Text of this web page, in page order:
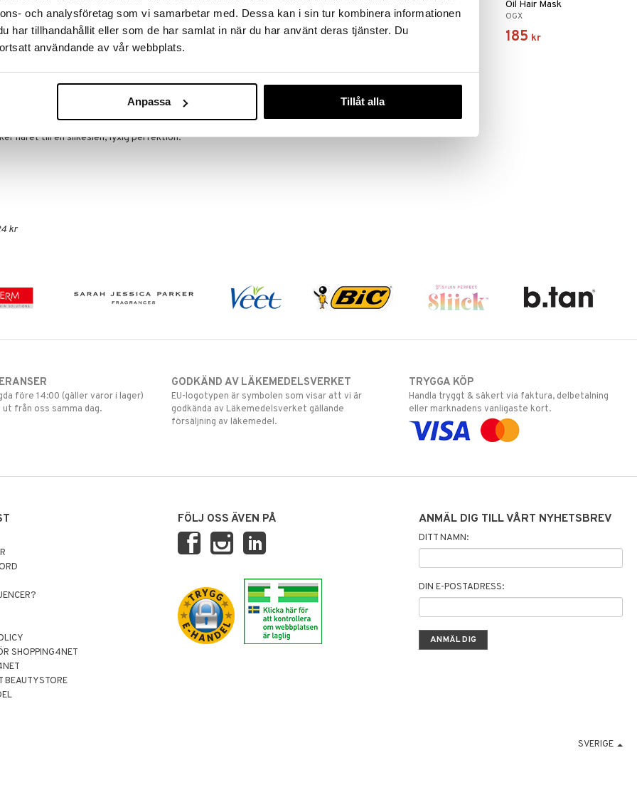
och analysföretag som vi samarbetar med. Dessa kan i sin tur kombinera informationen
har tillhandahållit eller som de har samlat in när du har använt deras tjänster. Du
användande av vår webbplats.
Anpassa Tillåt alla
färgar eller bleker ditt hår kan välja fritt bland
produkter utifrån vilket resultat du vill ha!
lagret räcker!
är en uppgradering av en OGX-favorit som
håret till en silkeslen, lyxig perfektion.
kr
OGX
155 kr
OGX
155 kr
Oil Hair Mask
OGX
185 kr
före 14:00 (gäller varor i lager)
från oss samma dag.
GODKÄND AV LÄKEMEDELSVERKET
EU-logotypen är symbolen som visar att vi är
godkända av Läkemedelsverket gällande
försäljning av läkemedel.
TRYGGA KÖP
Handla tryggt & säkert via faktura, delbetalning
eller marknadens vanligaste kort.
SHOPPING4NET
BEAUTYSTORE
FÖLJ OSS ÄVEN PÅ ANMÄL DIG TILL VÅRT NYHETSBREV
DITT NAMN:
DIN E-POSTADRESS:
SVERIGE